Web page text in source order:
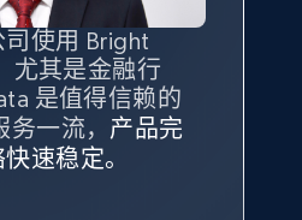
post, and more.
注册使用
使用 Bright
尤其是金融行
是值得信赖的
一流， 产品完
速稳定。
有自有代理基础
获取网络数据。
验，Bright Data
估量。Bright
质量 最好、
这正是 Bright
发挥作用的地
Data 的可靠性印
服务也非常满
Data 的合作感
方面都很不错，